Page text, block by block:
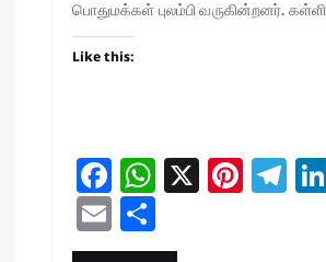
பொதுமக்கள் புலம்பி வருகின்றனர்.
Like this:
Fa
ce
bo
W
ha
ts
X Pi
nt
Te
le
E
m
Sh
ar